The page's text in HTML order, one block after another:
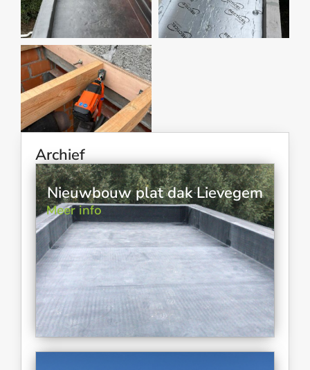
Archief
Nieuwbouw plat dak Lievegem
Meer info